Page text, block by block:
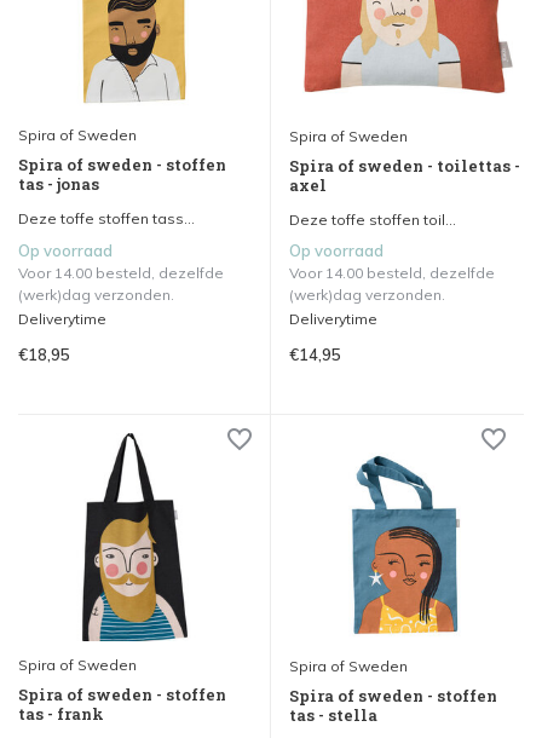
Spira of Sweden
Spira of sweden - stoffen
tas - jonas
Deze toffe stoffen tass...
Op voorraad
Voor 14.00 besteld, dezelfde
(werk)dag verzonden.
Deliverytime
€18,95
Spira of Sweden
Spira of sweden - toilettas -
axel
Deze toffe stoffen toil...
Op voorraad
Voor 14.00 besteld, dezelfde
(werk)dag verzonden.
Deliverytime
€14,95
Spira of Sweden
Spira of sweden - stoffen
tas - frank
Spira of Sweden
Spira of sweden - stoffen
tas - stella